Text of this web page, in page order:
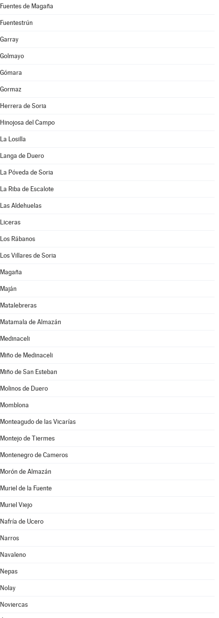
Fuentes de Magaña
Fuentestrún
Garray
Golmayo
Gómara
Gormaz
Herrera de Soria
Hinojosa del Campo
La Losilla
Langa de Duero
La Póveda de Soria
La Riba de Escalote
Las Aldehuelas
Liceras
Los Rábanos
Los Villares de Soria
Magaña
Maján
Matalebreras
Matamala de Almazán
Medinaceli
Miño de Medinaceli
Miño de San Esteban
Molinos de Duero
Momblona
Monteagudo de las Vicarías
Montejo de Tiermes
Montenegro de Cameros
Morón de Almazán
Muriel de la Fuente
Muriel Viejo
Nafría de Ucero
Narros
Navaleno
Nepas
Nolay
Noviercas